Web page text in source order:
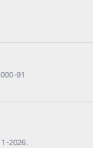
91
2026.